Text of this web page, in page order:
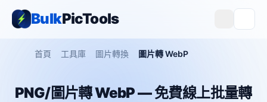
BulkPicTools
首頁 工具庫 圖片轉換 圖片轉 WebP
PNG/圖片轉 WebP — 免費線上批量轉